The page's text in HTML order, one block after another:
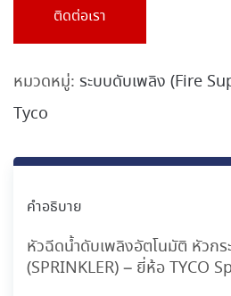
ติดต่อเรา
หมวดหมู่: ระบบดับเพลิง (Fire
Tyco
คำอธิบาย
หัวฉีดน้ำดับเพลิงอัตโนมัติ หัวกร
(SPRINKLER) – ยี่ห้อ TYCO